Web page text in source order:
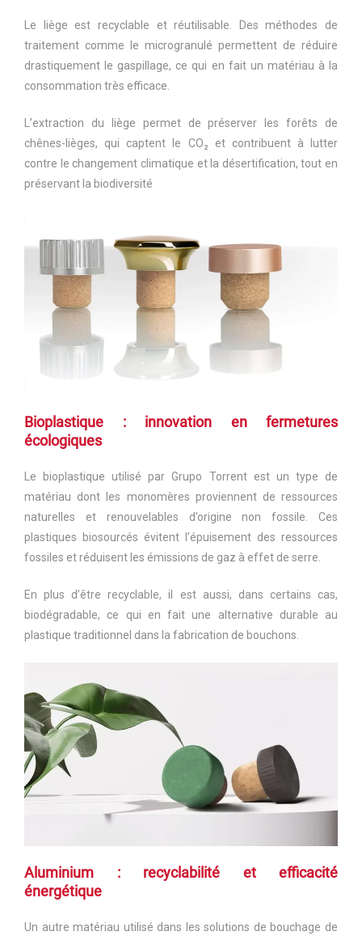
Le liège est recyclable et réutilisable. Des méthodes de
traitement comme le microgranulé permettent de réduire
drastiquement le gaspillage, ce qui en fait un matériau à la
consommation très efficace.
L’extraction du liège permet de préserver les forêts de
chênes-lièges, qui captent le CO₂ et contribuent à lutter
contre le changement climatique et la désertification, tout en
préservant la biodiversité
Bioplastique : innovation en fermetures
écologiques
Le bioplastique utilisé par Grupo Torrent est un type de
matériau dont les monomères proviennent de ressources
naturelles et renouvelables d’origine non fossile. Ces
plastiques biosourcés évitent l’épuisement des ressources
fossiles et réduisent les émissions de gaz à effet de serre.
En plus d’être recyclable, il est aussi, dans certains cas,
biodégradable, ce qui en fait une alternative durable au
plastique traditionnel dans la fabrication de bouchons.
Aluminium : recyclabilité et efficacité
énergétique
Un autre matériau utilisé dans les solutions de bouchage de